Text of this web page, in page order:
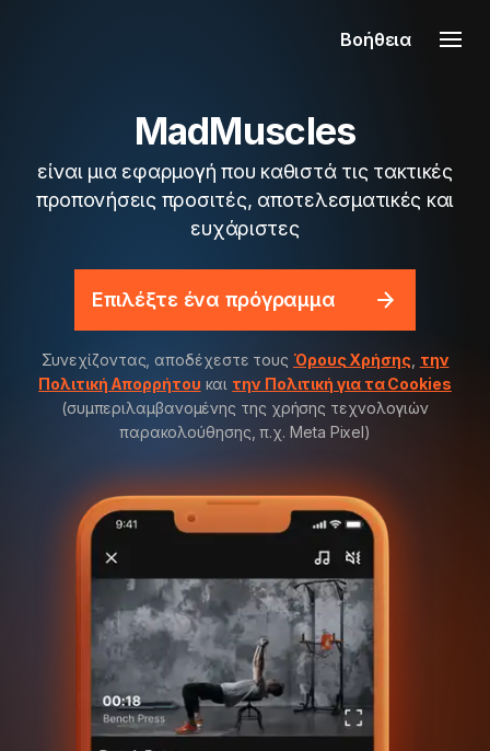
Βοήθεια
MadMuscles
είναι μια εφαρμογή που καθιστά τις τακτικές
προπονήσεις προσιτές, αποτελεσματικές και
ευχάριστες
Επιλέξτε ένα πρόγραμμα
Συνεχίζοντας, αποδέχεστε τους Όρους Χρήσης, την
Πολιτική Απορρήτου και την Πολιτική για τα Cookies
(συμπεριλαμβανομένης της χρήσης τεχνολογιών
παρακολούθησης, π.χ. Meta Pixel)